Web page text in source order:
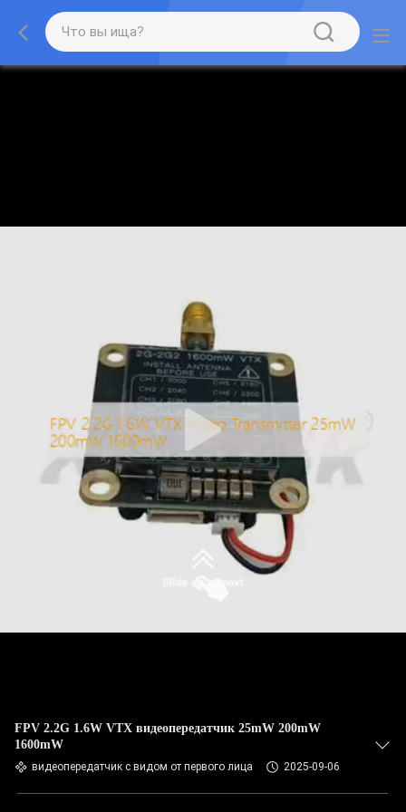
FPV 2.2G 1.6W VTX видеопередатчик 25mW 200mW
1600mW
видеопередатчик с видом от первого лица 2025-09-06